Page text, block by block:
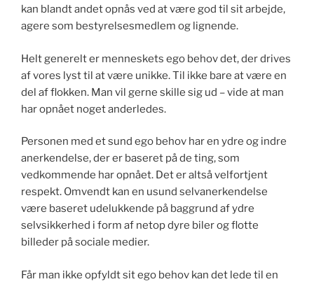
kan blandt andet opnås ved at være god til sit arbejde,
agere som bestyrelsesmedlem og lignende.
Helt generelt er menneskets ego behov det, der drives
af vores lyst til at være unikke. Til ikke bare at være en
del af flokken. Man vil gerne skille sig ud – vide at man
har opnået noget anderledes.
Personen med et sund ego behov har en ydre og indre
anerkendelse, der er baseret på de ting, som
vedkommende har opnået. Det er altså velfortjent
respekt. Omvendt kan en usund selvanerkendelse
være baseret udelukkende på baggrund af ydre
selvsikkerhed i form af netop dyre biler og flotte
billeder på sociale medier.
Får man ikke opfyldt sit ego behov kan det lede til en